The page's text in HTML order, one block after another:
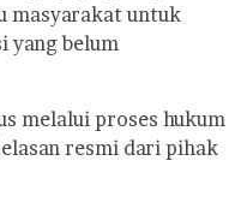
masyarakat untuk
yang belum
melalui proses hukum
resmi dari pihak